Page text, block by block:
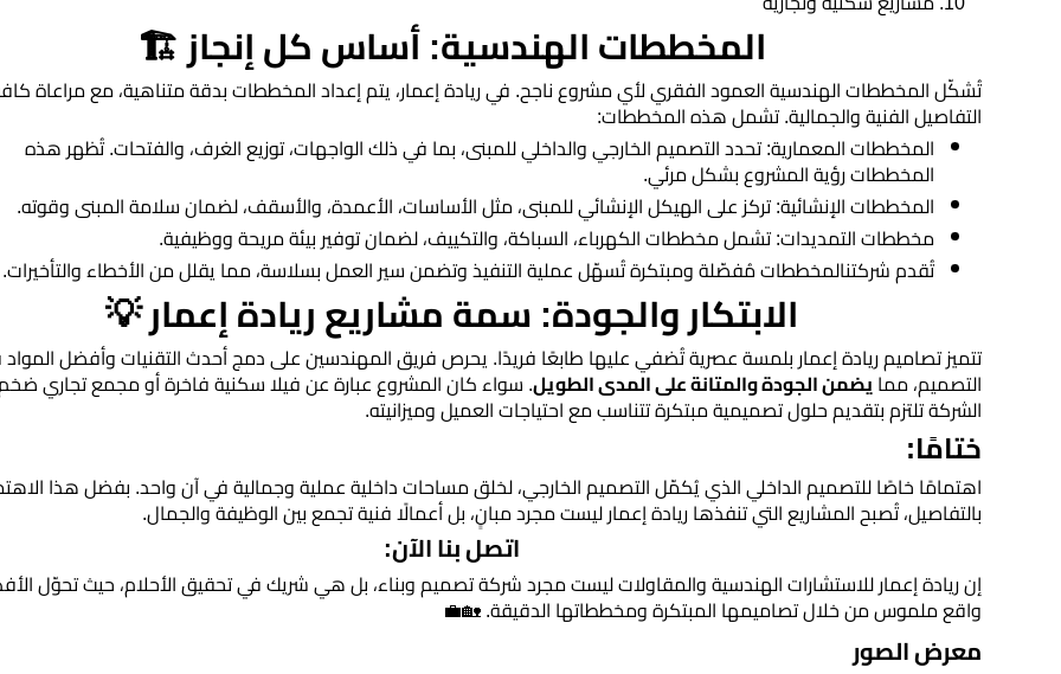
ديكورات
​المخططات الهندسية: أساس كل إنجاز 🏗️
​تُشكّل المخططات الهندسية العمود الفقري لأي مشروع ناجح. في ريادة إعمار، يتم إعداد المخططات بدقة متناهية، مع مراعاة
التفاصيل الفنية والجمالية. تشمل هذه المخططات:
​المخططات المعمارية: تحدد التصميم الخارجي والداخلي للمبنى، بما في ذلك الواجهات، توزيع الغرف، والفتحات. تُظهر هذه
المخططات رؤية المشروع بشكل مرئي.
​المخططات الإنشائية: تركز على الهيكل الإنشائي للمبنى، مثل الأساسات، الأعمدة، والأسقف، لضمان سلامة المبنى وقوته.
​مخططات التمديدات: تشمل مخططات الكهرباء، السباكة، والتكييف، لضمان توفير بيئة مريحة ووظيفية.
​تُقدم شركتنالمخططات مُفصّلة ومبتكرة تُسهّل عملية التنفيذ وتضمن سير العمل بسلاسة، مما يقلل من الأخطاء والتأخيرات.
​الابتكار والجودة: سمة مشاريع ريادة إعمار 💡
​تتميز تصاميم ريادة إعمار بلمسة عصرية تُضفي عليها طابعًا فريدًا. يحرص فريق المهندسين على دمج أحدث التقنيات وأفضل
التصميم، ممايضمن الجودة والمتانة على المدى الطويل. سواء كان المشروع عبارة عن فيلا سكنية فاخرة أو مجمع تجاري
الشركة تلتزم بتقديم حلول تصميمية مبتكرة تتناسب مع احتياجات العميل وميزانيته.
ختامًا:
اهتمامًا خاصًا للتصميم الداخلي الذي يُكمّل التصميم الخارجي، لخلق مساحات داخلية عملية وجمالية في آن واحد. بفضل هذا
بالتفاصيل، تُصبح المشاريع التي تنفذها ريادة إعمار ليست مجرد مبانٍ، بل أعمالًا فنية تجمع بين الوظيفة والجمال.
اتصل بنا الآن:
​إن ريادة إعمار للاستشارات الهندسية والمقاولات ليست مجرد شركة تصميم وبناء، بل هي شريك في تحقيق الأحلام، حيث تحوّل
واقع ملموس من خلال تصاميمها المبتكرة ومخططاتها الدقيقة. 🏡💼
معرض الصور